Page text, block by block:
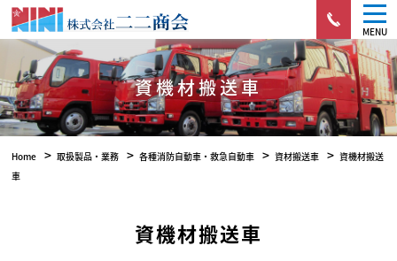
MENU
資機材搬送車
Home > 取扱製品・業務 > 各種消防自動車・救急自動車 > 資材搬送車 > 資機材搬送
車
資機材搬送車